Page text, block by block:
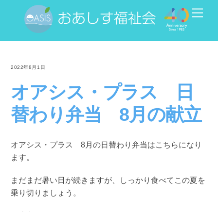
2022年8月1日
オアシス・プラス 日
替わり弁当 8月の献立
オアシス・プラス 8月の日替わり弁当はこちらになり
ます。
まだまだ暑い日が続きますが、しっかり食べてこの夏を
乗り切りましょう。